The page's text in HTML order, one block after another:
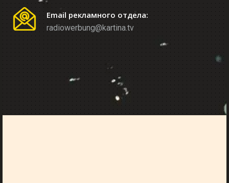
Email рекламного отдела:
radiowerbung@kartina.tv